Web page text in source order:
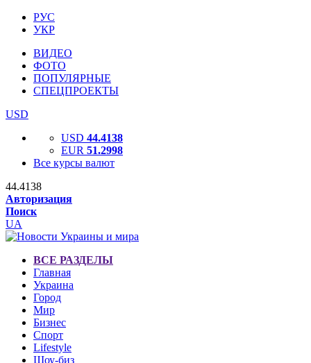
РУС
УКР
ВИДЕО
ФОТО
ПОПУЛЯРНЫЕ
СПЕЦПРОЕКТЫ
USD
USD 44.4138
EUR 51.2998
Все курсы валют
44.4138
Авторизация
Поиск
UA
ВСЕ РАЗДЕЛЫ
Главная
Украина
Город
Мир
Бизнес
Спорт
Lifestyle
Шоу-биз